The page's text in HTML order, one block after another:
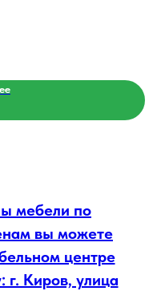
мебели по
вы можете
центре
Киров, улица